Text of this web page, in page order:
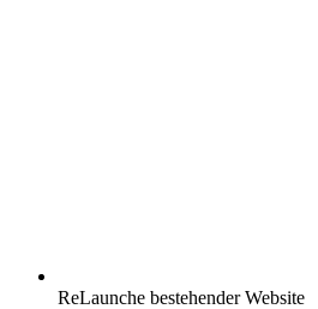
ReLaunche bestehender Website